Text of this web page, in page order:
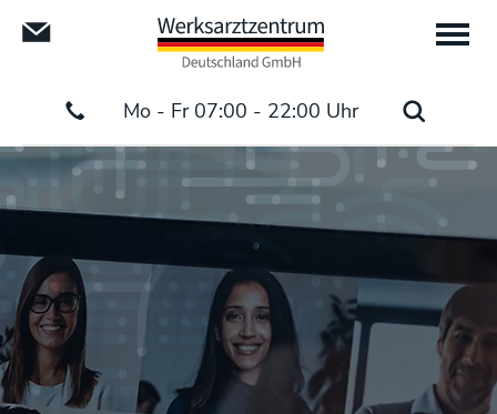
Mo - Fr 07:00 - 22:00 Uhr